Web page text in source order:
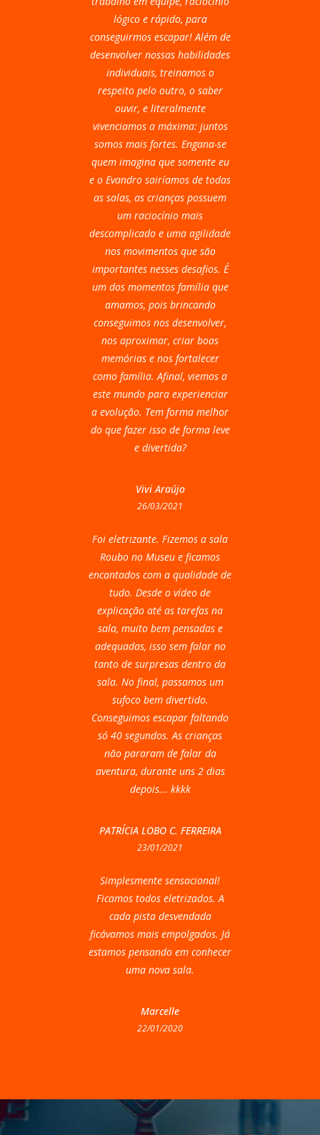
lógico e rápido, para
conseguirmos escapar! Além de
desenvolver nossas habilidades
individuais, treinamos o
respeito pelo outro, o saber
ouvir, e literalmente
vivenciamos a máxima: juntos
somos mais fortes. Engana-se
quem imagina que somente eu
e o Evandro sairíamos de todas
as salas, as crianças possuem
um raciocínio mais
descomplicado e uma agilidade
nos movimentos que são
importantes nesses desafios. É
um dos momentos família que
amamos, pois brincando
conseguimos nos desenvolver,
nos aproximar, criar boas
memórias e nos fortalecer
como família. Afinal, viemos a
este mundo para experienciar
a evolução. Tem forma melhor
do que fazer isso de forma leve
e divertida?
Vivi Araújo
26/03/2021
Foi eletrizante. Fizemos a sala
Roubo no Museu e ficamos
encantados com a qualidade de
tudo. Desde o vídeo de
explicação até as tarefas na
sala, muito bem pensadas e
adequadas, isso sem falar no
tanto de surpresas dentro da
sala. No final, passamos um
sufoco bem divertido.
Conseguimos escapar faltando
só 40 segundos. As crianças
não pararam de falar da
aventura, durante uns 2 dias
depois... kkkk
PATRÍCIA LOBO C. FERREIRA
23/01/2021
Simplesmente sensacional!
Ficamos todos eletrizados. A
cada pista desvendada
ficávamos mais empolgados. Já
estamos pensando em conhecer
uma nova sala.
Marcelle
22/01/2020